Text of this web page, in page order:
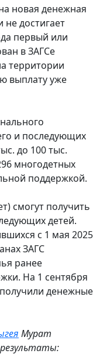
новая денежная
не достигает
первый или
в ЗАГСе
территории
выплату уже
и последующих
до 100 тыс.
многодетных
поддержкой.
смогут получить
детей.
с 1 мая 2025
ЗАГС
ранее
На 1 сентября
денежные
Мурат